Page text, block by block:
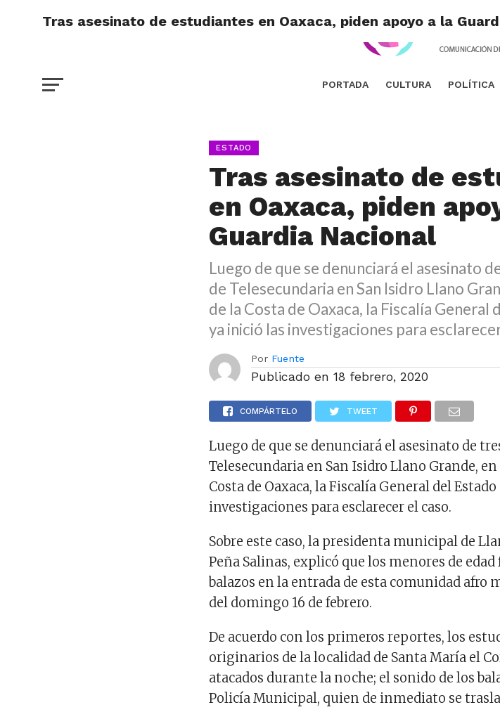
PORTADA CULTURA POLÍTICA
Tras asesinato de estudiantes en Oaxaca, piden apoyo a la
ESTADO
Tras asesinato de
en Oaxaca, piden
Guardia Nacional
Luego de que se denunciará el asesinato
de Telesecundaria en San Isidro Llano
de la Costa de Oaxaca, la Fiscalía General
ya inició las investigaciones para
Por Fuente
Publicado en 18 febrero, 2020
COMPÁRTELO TWEET
Luego de que se denunciará el asesinato de
Telesecundaria en San Isidro Llano Grande,
Costa de Oaxaca, la Fiscalía General del
investigaciones para esclarecer el caso.
Sobre este caso, la presidenta municipal de
Peña Salinas, explicó que los menores de
balazos en la entrada de esta comunidad afro
del domingo 16 de febrero.
De acuerdo con los primeros reportes, los
originarios de la localidad de Santa María el
atacados durante la noche; el sonido de los
Policía Municipal, quien de inmediato se